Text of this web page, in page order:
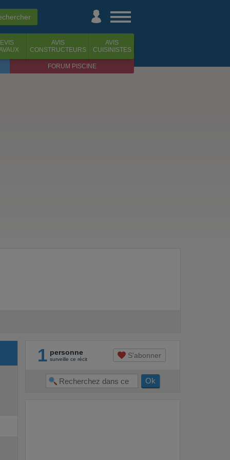
AVIS
CONSTRUCTEURS
AVIS
CUISINISTES
FORUM PISCINE
1 personne
surveille ce récit S'abonner